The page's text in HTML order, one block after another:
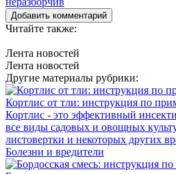
Добавить комментарий
Читайте также:
Лента новостей
Лента новостей
Другие материалы рубрики:
Кортлис от тли: инструкция по
Кортлис - это эффективный
все виды садовых и овощных
листовертки и некоторых других
Болезни и вредители